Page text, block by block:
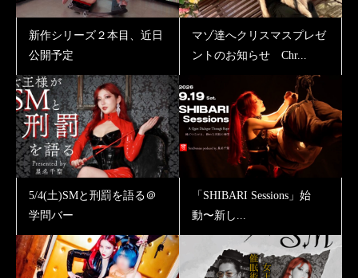
新作シリーズ２本目、近日
公開予定
マゾ達へクリスマスプレゼ
ントのお知らせ Chr...
5/4(土)SMと刑罰を語る＠
学問バー
「SHIBARI Sessions」始
動〜新し...